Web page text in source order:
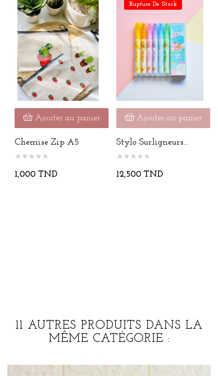
Ajouter au panier
Chemise Zip A5
1,000 TND
Rupture De Stock
Ajouter au panier
Stylo Surligneurs
Avec...
12,500 TND
11 AUTRES PRODUITS DANS LA
MÊME CATÉGORIE :